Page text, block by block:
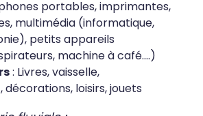
portables, imprimantes,
multimédia (informatique,
petits appareils
machine à café....)
: Livres, vaisselle,
loisirs, jouets